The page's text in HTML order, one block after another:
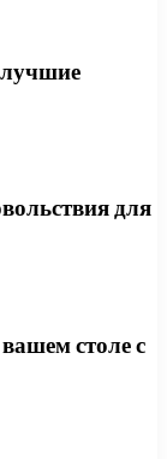
лучшие
для
столе с